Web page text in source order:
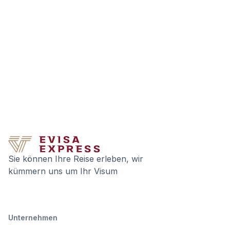
Sie können Ihre Reise erleben, wir
kümmern uns um Ihr Visum
Unternehmen